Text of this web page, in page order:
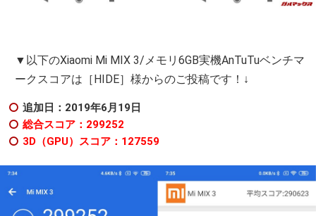
▼以下のXiaomi Mi MIX 3/メモリ6GB実機AnTuTuベンチマ
ークスコアは［HIDE］様からのご投稿です！↓
追加日：2019年6月19日
総合スコア：299252
3D（GPU）スコア：127559